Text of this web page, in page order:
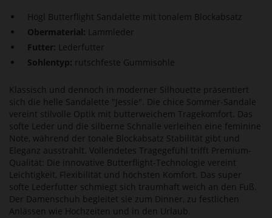
Högl Butterflight Sandalette mit tonalem Blockabsatz
Obermaterial: Lammleder
Futter: Lederfutter
Sohlentyp: rutschfeste Gummisohle
Klassisch und dennoch in moderner Silhouette präsentiert
sich die helle Sandalette "Jessie". Die chice Sommer-Sandale
vereint stilvolle Optik mit butterweichem Tragekomfort. Das
softe Leder und die silberne Schnalle verleihen eine feminine
Note, während der tonale Blockabsatz Stabilität gibt und
Eleganz ausstrahlt. Vollendetes Tragegefühl trifft Premium-
Qualität: Die innovative Butterflight-Technologie vereint
Leichtigkeit, Flexibilität und höchsten Komfort. Das super
softe Lederfutter schmiegt sich traumhaft weich an den Fuß.
Der Damenschuh begleitet sie zum Dinner, zu festlichen
Anlässen wie Hochzeiten und in den Urlaub.